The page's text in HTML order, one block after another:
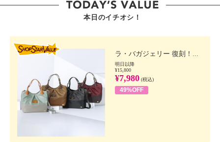
本日のイチオシ！
ラ・バガジェリー 復刻！...
明日以降
¥15,800
¥7,980 (税込)
49%OFF